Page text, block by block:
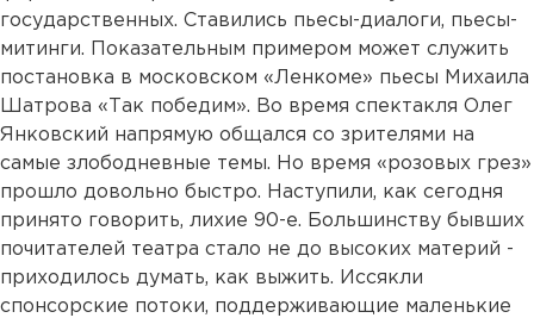
государственных. Ставились пьесы-диалоги, пьесы-
митинги. Показательным примером может служить
постановка в московском «Ленкоме» пьесы Михаила
Шатрова «Так победим». Во время спектакля Олег
Янковский напрямую общался со зрителями на
самые злободневные темы. Но время «розовых грез»
прошло довольно быстро. Наступили, как сегодня
принято говорить, лихие 90-е. Большинству бывших
почитателей театра стало не до высоких материй -
приходилось думать, как выжить. Иссякли
спонсорские потоки, поддерживающие маленькие